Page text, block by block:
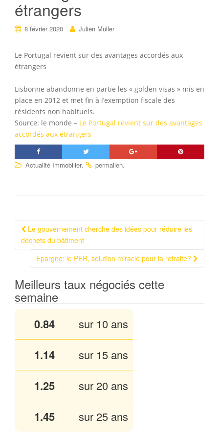
étrangers
8 février 2020 Julien Muller
Le Portugal revient sur des avantages accordés aux
étrangers
Lisbonne abandonne en partie les « golden visas » mis en
place en 2012 et met fin à l’exemption fiscale des
résidents non habituels.
Source: le monde – Le Portugal revient sur des avantages
accordés aux étrangers
Actualité Immobilier. permalien.
Navigation Article
Le gouvernement cherche des idées pour réduire les
déchets du bâtiment
Epargne: le PER, solution miracle pour la retraite?
Meilleurs taux négociés cette
semaine
0.84 sur 10 ans
1.14 sur 15 ans
1.25 sur 20 ans
1.45 sur 25 ans